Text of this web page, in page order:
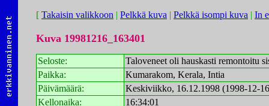
[ Takaisin valikkoon | Pelkkä kuva | Pelkkä isompi kuva | In
Kuva 19981216_163401
Seloste:
Taloveneet oli hauskasti remontoitu
Paikka:
Kumarakom, Kerala, Intia
Päivämäärä:
Keskiviikko, 16.12.1998 (1998-12-
Kellonaika:
16:34:01